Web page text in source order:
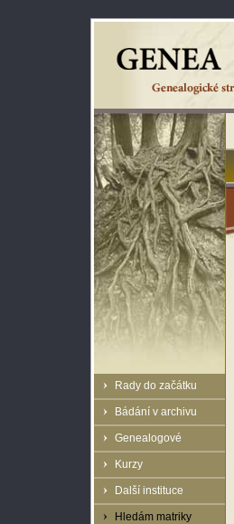
Rady do začátku
Bádání v archivu
Genealogové
Kurzy
Další instituce
Hledám matriky